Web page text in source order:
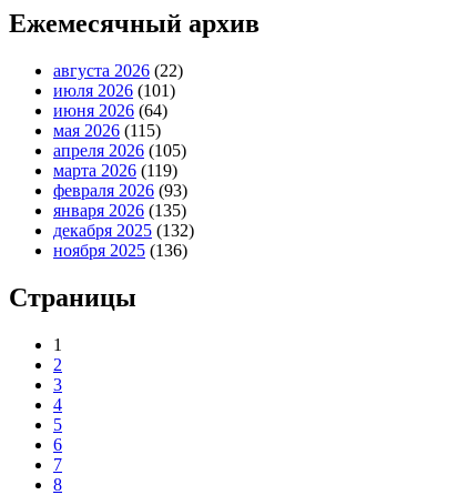
Ежемесячный архив
августа 2026 (22)
июля 2026 (101)
июня 2026 (64)
мая 2026 (115)
апреля 2026 (105)
марта 2026 (119)
февраля 2026 (93)
января 2026 (135)
декабря 2025 (132)
ноября 2025 (136)
Страницы
1
2
3
4
5
6
7
8